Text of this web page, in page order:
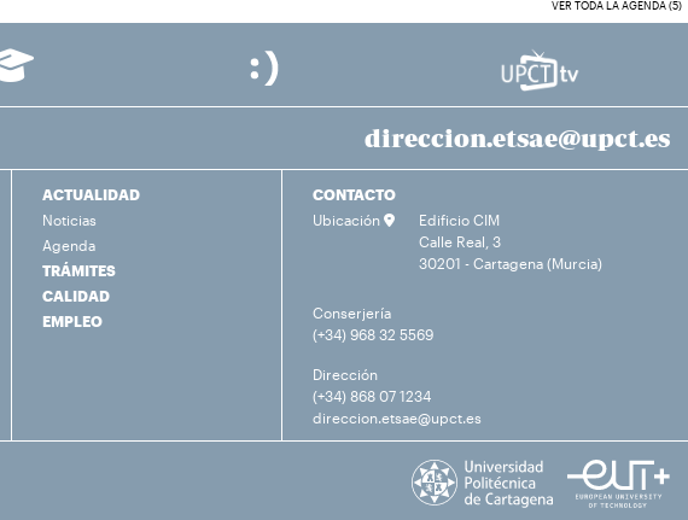
VER TODA LA AGENDA (5)
direccion.etsae@upct.es
ACTUALIDAD
Noticias
Agenda
TRÁMITES
CALIDAD
EMPLEO
CONTACTO
Ubicación
Edificio CIM
Calle Real, 3
30201 - Cartagena (Murcia)
Conserjería
(+34) 968 32 5569
Dirección
(+34) 868 07 1234
direccion.etsae@upct.es